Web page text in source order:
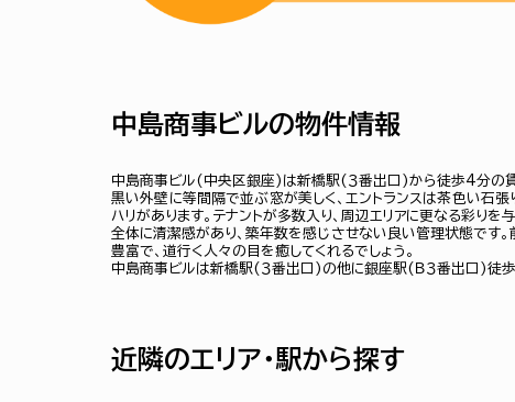
中島商事ビルの物件情報
中島商事ビル(中央区銀座)は新橋駅(３番出口)から徒歩4分の賃
黒い外壁に等間隔で並ぶ窓が美しく、エントランスは茶色い石
ハリがあります。テナントが多数入り、周辺エリアに更なる彩り
全体に清潔感があり、築年数を感じさせない良い管理状態です
豊富で、道行く人々の目を癒してくれるでしょう。
中島商事ビルは新橋駅(３番出口)の他に銀座駅(Ｂ３番出口)徒
近隣のエリア・駅から探す